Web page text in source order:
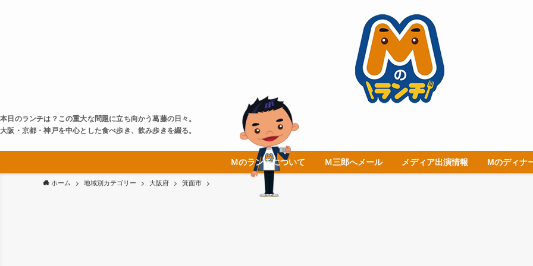
本日のランチは？この重大な問題に立ち向かう葛藤の日々。
大阪・京都・神戸を中心とした食べ歩き、飲み歩きを綴る。
Ｍのランチについて Ｍ三郎へメール メディア出演情報 Mのディナ
ホーム 地域別カテゴリー 大阪府 箕面市